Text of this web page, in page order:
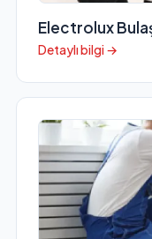
Electrolux
Detaylı bilgi →